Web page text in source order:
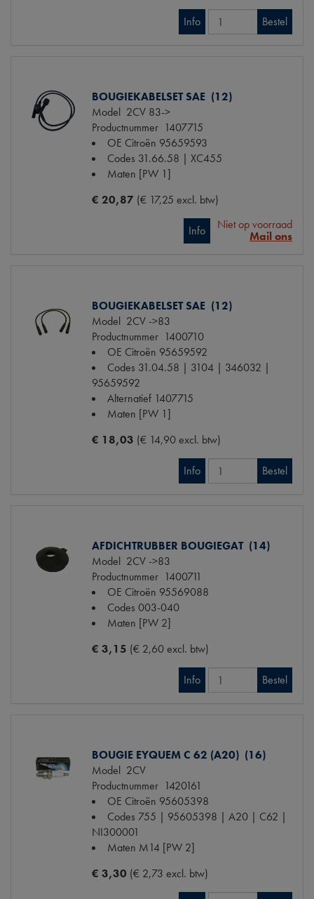
Info Bestel
BOUGIEKABELSET SAE (12)
Model 2CV 83->
Productnummer 1407715
OE Citroën 95659593
Codes 31.66.58 | XC455
Maten [PW 1]
€ 20,87 (€ 17,25 excl. btw)
Info
Niet op voorraad
Mail ons
BOUGIEKABELSET SAE (12)
Model 2CV ->83
Productnummer 1400710
OE Citroën 95659592
Codes 31.04.58 | 3104 | 346032 |
95659592
Alternatief 1407715
Maten [PW 1]
€ 18,03 (€ 14,90 excl. btw)
Info Bestel
AFDICHTRUBBER BOUGIEGAT (14)
Model 2CV ->83
Productnummer 1400711
OE Citroën 95569088
Codes 003-040
Maten [PW 2]
€ 3,15 (€ 2,60 excl. btw)
Info Bestel
BOUGIE EYQUEM C 62 (A20) (16)
Model 2CV
Productnummer 1420161
OE Citroën 95605398
Codes 755 | 95605398 | A20 | C62 |
NI300001
Maten M14 [PW 2]
€ 3,30 (€ 2,73 excl. btw)